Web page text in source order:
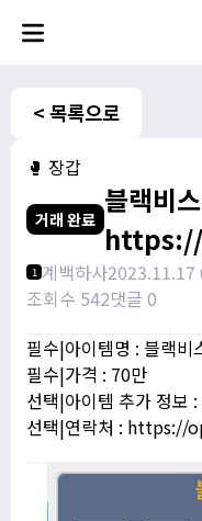
< 목록으로
🥊 장갑
거래 완료
블랙비
1 계백하사2023.11.17
조회수 542댓글 0
필수|아이템명 : 블랙비
필수|가격 : 70만
선택|아이템 추가 정보
선택|연락처 : https://